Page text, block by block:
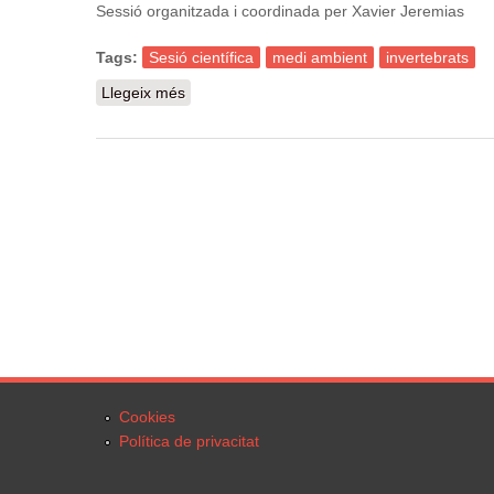
Sessió organitzada i coordinada per Xavier Jeremias
Tags: Sesió científica medi ambient
invertebrats
Llegeix més
Cookies
Política de privacitat